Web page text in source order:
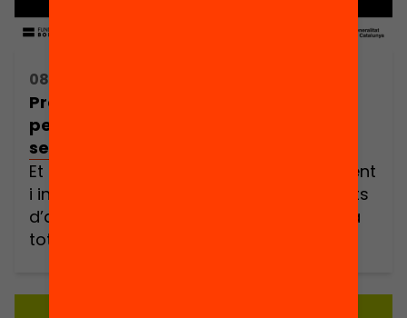
08/05/2024 15:30h - 19:30h
Programem Oportunitats! El
pensament computacional creatiu al
servei de l’equitat
Et presentem una jornada de coneixement
i intercanvi per promoure les oportunitats
d’aprenentatge de la programació per a
tots els infants. Un espai on desfarem